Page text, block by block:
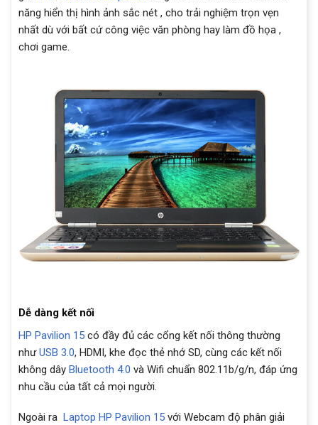
năng hiển thị hình ảnh sắc nét , cho trải nghiệm trọn vẹn
nhất dù với bất cứ công việc văn phòng hay làm đồ họa ,
chơi game.
Dễ dàng kết nối
HP Pavilion 15 có đầy đủ các cổng kết nối thông thường
nhưUSB 3.0, HDMI, khe đọc thẻ nhớ SD, cùng các kết nối
không dây Bluetooth 4.0 và Wifi chuẩn 802.11b/g/n, đáp ứng
nhu cầu của tất cả mọi người.
Ngoài ra Laptop HP Pavilion 15 với Webcam độ phân giải